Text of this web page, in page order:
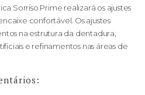
Sorriso Prime realizará os ajustes
confortável. Os ajustes
na estrutura da dentadura,
e refinamentos nas áreas de